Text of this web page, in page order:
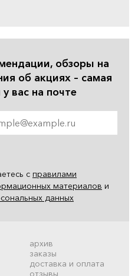
обзоры на
об акциях – самая
вас на почте
с правилами
материалов и
данных
архив
заказы
доставка и оплата
отзывы